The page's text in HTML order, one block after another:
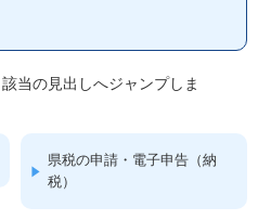
当の見出しへジャンプしま
県税の申請・電子申告（納
税）